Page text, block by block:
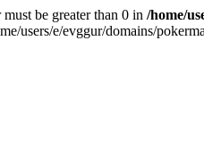
be greater than 0 in /home/
users/e/evggur/domains/